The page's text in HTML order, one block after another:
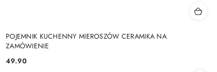
POJEMNIK KUCHENNY MIEROSZÓW CERAMIKA NA
ZAMÓWIENIE
Cena:
49.90